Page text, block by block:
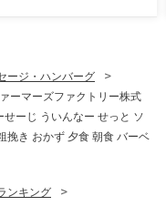
ージ・ハンバーグ
ーマーズファクトリー株式
ーじ ういんなー せっと ソ
挽き おかず 夕食 朝食 バーベ
ンキング